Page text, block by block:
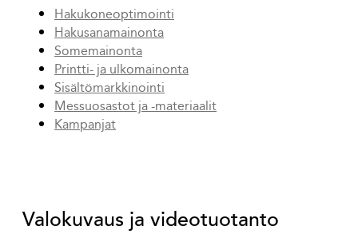
Hakukoneoptimointi
Hakusanamainonta
Somemainonta
Printti- ja ulkomainonta
Sisältömarkkinointi
Messuosastot ja -materiaalit
Kampanjat
Valokuvaus ja videotuotanto